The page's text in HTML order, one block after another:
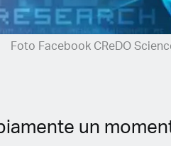
Foto Facebook CReDO
un